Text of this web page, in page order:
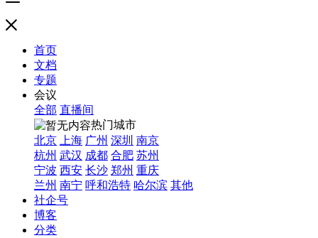
首页
文档
专题
会议
全部 直播间
热门城市
北京
上海 广州 深圳 南京
杭州 武汉 成都 合肥 苏州
宁波 西安 长沙 郑州 重庆
兰州 南宁 呼和浩特 哈尔滨 其他
社企号
博客
分类